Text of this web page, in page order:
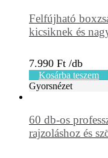
Felfújható
kicsiknek és
7.990 Ft
Kosárba teszem
Gyorsnézet
60 db-os
rajzoláshoz és